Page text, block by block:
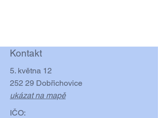
Kontakt
5. května 12
252 29 Dobřichovice
ukázat na mapě
IČO: